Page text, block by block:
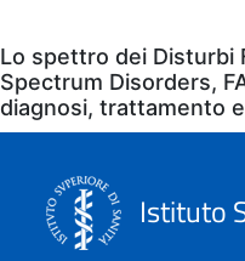
Eventi
Lo spettro dei Disturbi
Spectrum Disorders,
diagnosi, trattamento
Istituto